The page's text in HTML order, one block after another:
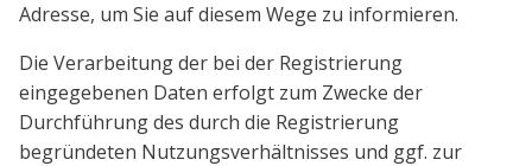
Adresse, um Sie auf diesem Wege zu informieren.
Die Verarbeitung der bei der Registrierung
eingegebenen Daten erfolgt zum Zwecke der
Durchführung des durch die Registrierung
begründeten Nutzungsverhältnisses und ggf. zur